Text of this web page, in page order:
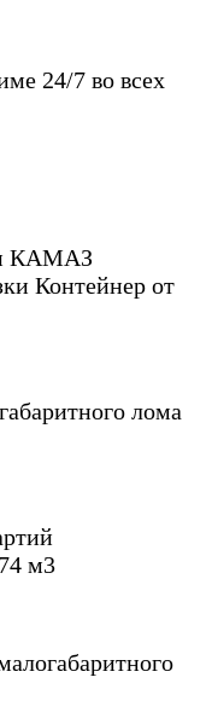
24/7 во всех
КАМАЗ
Контейнер от
лома
м3